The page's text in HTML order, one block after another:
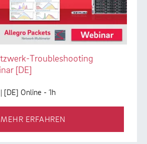
Troubleshooting
[DE]
| [DE] Online - 1h
MEHR ERFAHREN